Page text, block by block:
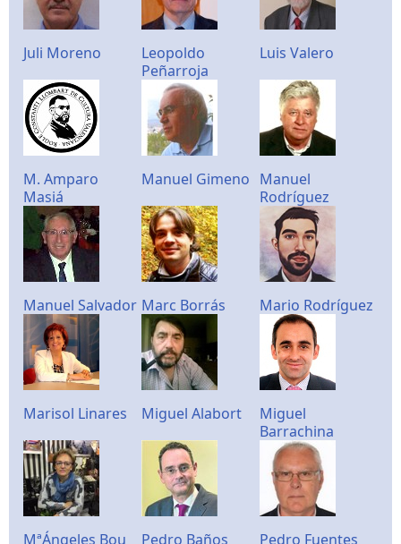
Juli Moreno
Leopoldo
Peñarroja
Luis Valero
M. Amparo
Masiá
Manuel Gimeno Manuel
Rodríguez
Manuel Salvador Marc Borrás Mario Rodríguez
Marisol Linares Miguel Alabort
Miguel
Barrachina
MªÁngeles Bou Pedro Baños Pedro Fuentes